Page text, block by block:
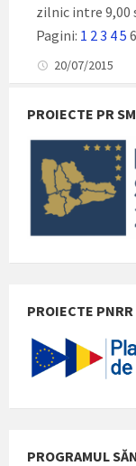
zilnic intre 9,00
Pagini: 1 2 3 45 6
20/07/2015
PROIECTE PR
PROIECTE PNRR
PROGRAMUL